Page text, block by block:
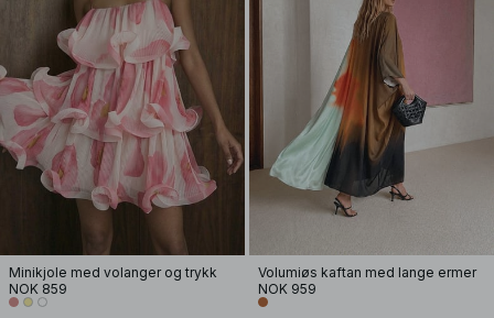
Minikjole med volanger og trykk
NOK 859
Volumiøs kaftan med lange ermer
NOK 959